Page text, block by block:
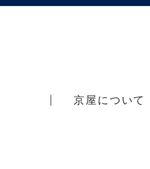
京屋について